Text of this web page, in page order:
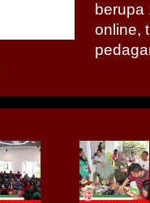
berupa
online,